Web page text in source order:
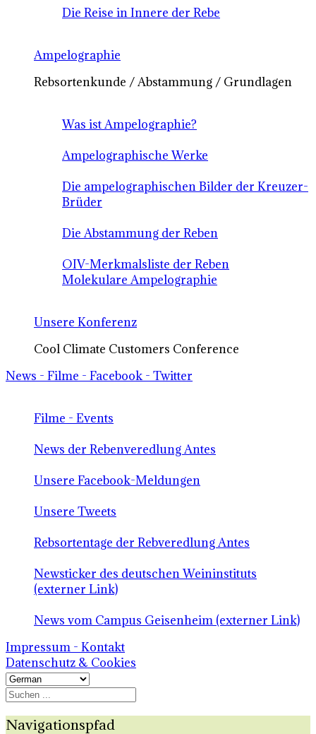
Die Reise in Innere der Rebe
Ampelographie
Rebsortenkunde / Abstammung / Grundlagen
Was ist Ampelographie?
Ampelographische Werke
Die ampelographischen Bilder der Kreuzer-
Brüder
Die Abstammung der Reben
OIV-Merkmalsliste der Reben
Molekulare Ampelographie
Unsere Konferenz
Cool Climate Customers Conference
News - Filme - Facebook - Twitter
Filme - Events
News der Rebenveredlung Antes
Unsere Facebook-Meldungen
Unsere Tweets
Rebsortentage der Rebveredlung Antes
Newsticker des deutschen Weininstituts
(externer Link)
News vom Campus Geisenheim (externer Link)
Impressum - Kontakt
Datenschutz & Cookies
Navigationspfad